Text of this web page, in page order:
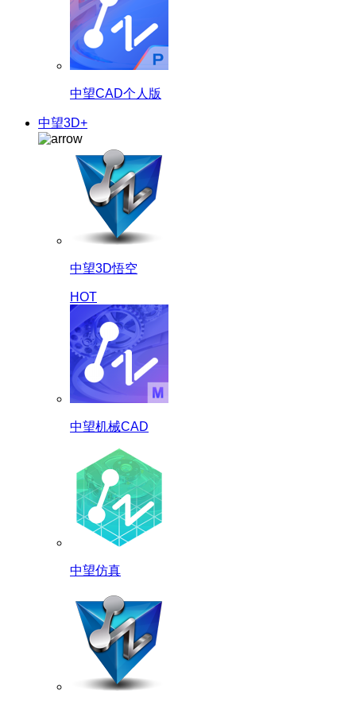
中望CAD个人版
中望3D+
中望3D悟空
HOT
中望机械CAD
中望仿真